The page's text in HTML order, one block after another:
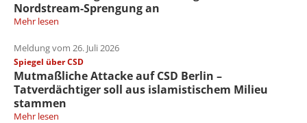
Nordstream-Sprengung an
Mehr lesen
Meldung vom 26. Juli 2026
Spiegel über CSD
Mutmaßliche Attacke auf CSD Berlin –
Tatverdächtiger soll aus islamistischem Milieu
stammen
Mehr lesen